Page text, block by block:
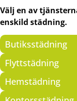
Välj en av
enskild städning.
Butiksstädning
Flyttstädning
Hemstädning